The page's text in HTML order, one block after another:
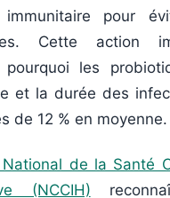
immunitaire pour
Cette action
pourquoi les
et la durée des
de 12 % en moyenne.
de la Santé
(NCCIH)